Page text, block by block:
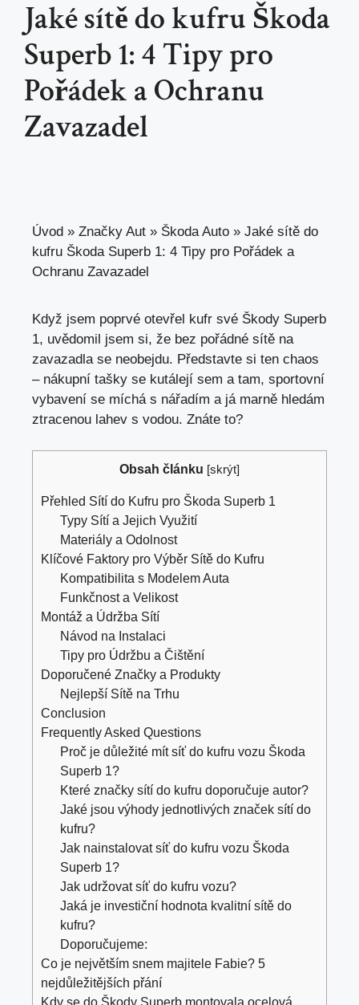
Jaké sítě do kufru Škoda
Superb 1: 4 Tipy pro
Pořádek a Ochranu
Zavazadel
Úvod » Značky Aut » Škoda Auto » Jaké sítě do
kufru Škoda Superb 1: 4 Tipy pro Pořádek a
Ochranu Zavazadel
Když jsem poprvé otevřel kufr své Škody Superb
1, uvědomil jsem si, že bez pořádné sítě na
zavazadla se neobejdu. Představte si ten chaos
– nákupní tašky se kutálejí sem a tam, sportovní
vybavení se míchá s nářadím a já marně hledám
ztracenou lahev s vodou. Znáte to?
Obsah článku [skrýt]
Přehled Sítí do Kufru pro Škoda Superb 1
Typy Sítí a Jejich Využití
Materiály a Odolnost
Klíčové Faktory pro Výběr Sítě do Kufru
Kompatibilita s Modelem Auta
Funkčnost a Velikost
Montáž a Údržba Sítí
Návod na Instalaci
Tipy pro Údržbu a Čištění
Doporučené Značky a Produkty
Nejlepší Sítě na Trhu
Conclusion
Frequently Asked Questions
Proč je důležité mít síť do kufru vozu Škoda
Superb 1?
Které značky sítí do kufru doporučuje autor?
Jaké jsou výhody jednotlivých značek sítí do
kufru?
Jak nainstalovat síť do kufru vozu Škoda
Superb 1?
Jak udržovat síť do kufru vozu?
Jaká je investiční hodnota kvalitní sítě do
kufru?
Doporučujeme:
Co je největším snem majitele Fabie? 5
nejdůležitějších přání
Kdy se do Škody Superb montovala ocelová